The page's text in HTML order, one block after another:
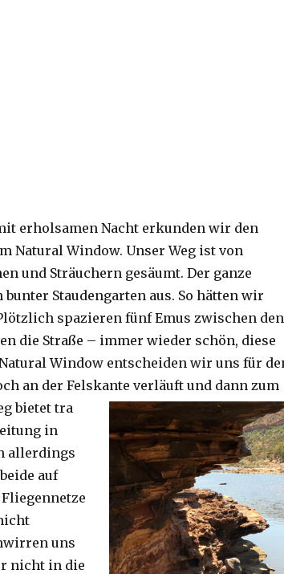
erholsamen Nacht erkunden wir den
Natural Window. Unser Weg ist von
und Sträuchern gesäumt. Der ganze
Staudengarten aus. So hätten wir
spazieren fünf Emus zwischen den
die Straße – immer wieder schön, diese
Window entscheiden wir uns für
an der Felskante verläuft und dann zum
bietet tra
in
allerdings
auf
uns
nicht in die